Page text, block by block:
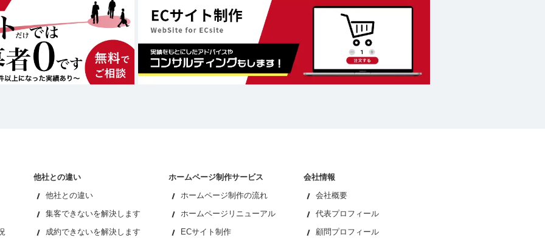
他社との違い
他社との違い
集客できないを解決します
成約できないを解決します
ホームページ制作サービス
ホームページ制作の流れ
ホームページリニューアル
ECサイト制作
会社情報
会社概要
代表プロフィール
顧問プロフィール